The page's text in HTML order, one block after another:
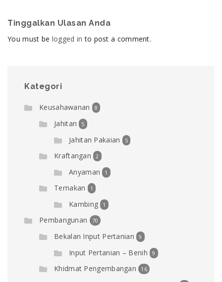
Tinggalkan Ulasan Anda
You must be logged in to post a comment.
Kategori
Keusahawanan 8
Jahitan 5
Jahitan Pakaian 5
Kraftangan 2
Anyaman 1
Ternakan 1
Kambing 1
Pembangunan 70
Bekalan Input Pertanian 9
Input Pertanian – Benih 9
Khidmat Pengembangan 16